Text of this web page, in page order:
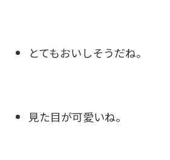
とてもおいしそうだね。
見た目が可愛いね。